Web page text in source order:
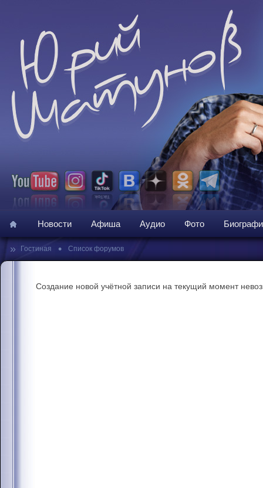
Новости Афиша Аудио Фото
» Гостиная • Список форумов
Создание новой учётной записи на текущий момент